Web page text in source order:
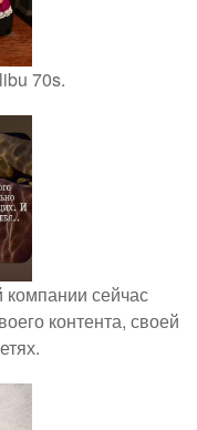
70s.
компании сейчас
контента, своей